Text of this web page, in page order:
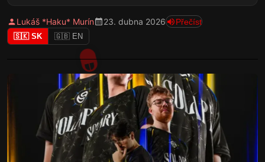
Lukáš *Haku* Murín 23. dubna 2026 Přečíst
🇸🇰 SK 🇬🇧 EN